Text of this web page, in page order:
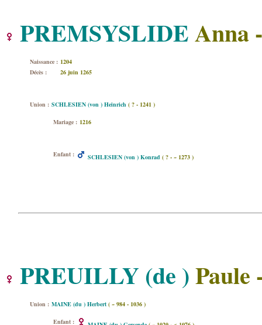
PREMSYSLIDEAnna
Naissance : 1204
Décès :
26 juin 1265
Union : SCHLESIEN (von ) Heinrich ( ? - 1241 )
Mariage : 1216
Enfant : SCHLESIEN (von ) Konrad ( ? - ~ 1273 )
PREUILLY (de )Paule
Union : MAINE (du ) Herbert ( ~ 984 - 1036 )
Enfant :